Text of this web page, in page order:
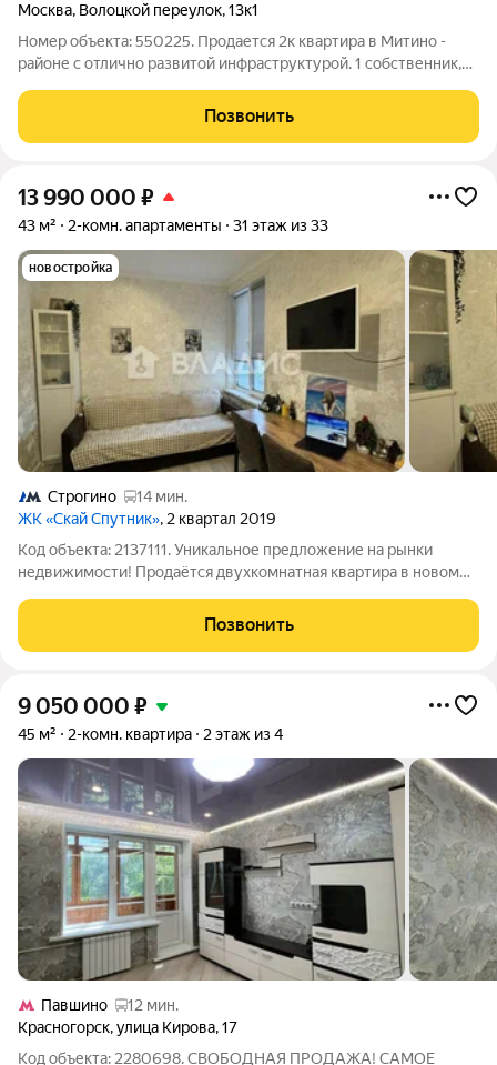
Москва, Волоцкой переулок,13к1
Номер объекта: 550225. Продается 2к квартира в Митино -
районе с отлично развитой инфраструктурой. 1 собственник,
Быстрый выход на сделку. Альтернатива подобрана. Общая S
53,8 м2, жилая S 32,3 м2,
Позвонить
13 990 000 ₽
43 м² 2-комн. апартаменты 31 этаж из 33
новостройка
Строгино
14 мин.
ЖК «Скай Спутник», 2 квартал 2019
Код объекта: 2137111. Уникальное предложение на рынки
недвижимости! Продаётся двухкомнатная квартира в новом
СПУТНИК. Построенная в 2019 году монолитная высотка
предлагает жильцам комфорт и
Позвонить
9 050 000 ₽
45 м² 2-комн. квартира 2 этаж из 4
Павшино
12 мин.
Красногорск,улица Кирова,17
Код объекта: 2280698. СВОБОДНАЯ ПРОДАЖА! САМОЕ